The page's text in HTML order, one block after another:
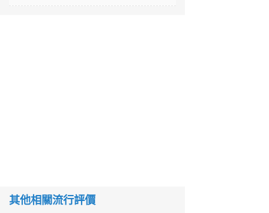
其他相關流行評價